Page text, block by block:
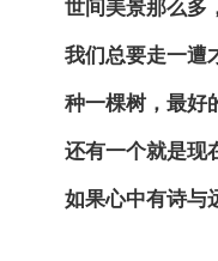
世间美景那么多
我们总要走一遭
种一棵树，最好
还有一个就是现
如果心中有诗与